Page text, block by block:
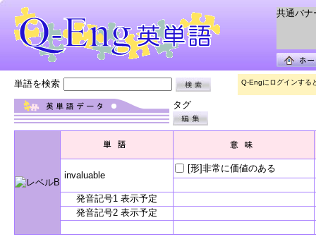
共通バナ
単語を検索 Q-Engにログインする
タグ
invaluable
[形]非常に価値のある
発音記号1 表示予定
発音記号2 表示予定